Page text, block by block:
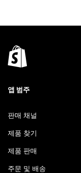
앱 범주
판매 채널
제품 찾기
제품 판매
주문 및 배송